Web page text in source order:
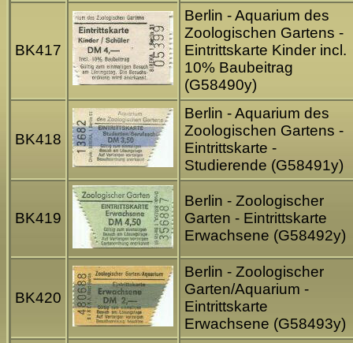
BK417
Berlin - Aquarium des
Zoologischen Gartens -
Eintrittskarte Kinder incl.
10% Baubeitrag
(G58490y)
BK418
Berlin - Aquarium des
Zoologischen Gartens -
Eintrittskarte -
Studierende (G58491y)
BK419
Berlin - Zoologischer
Garten - Eintrittskarte
Erwachsene (G58492y)
BK420
Berlin - Zoologischer
Garten/Aquarium -
Eintrittskarte
Erwachsene (G58493y)